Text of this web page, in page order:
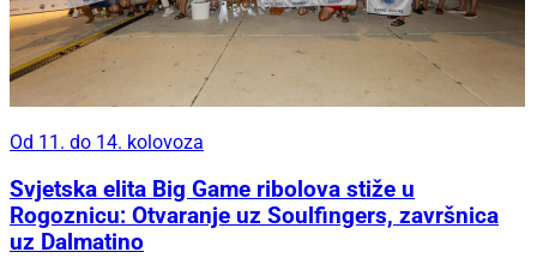
Od 11. do 14. kolovoza
Svjetska elita Big Game ribolova stiže u
Rogoznicu: Otvaranje uz Soulfingers, završnica
uz Dalmatino